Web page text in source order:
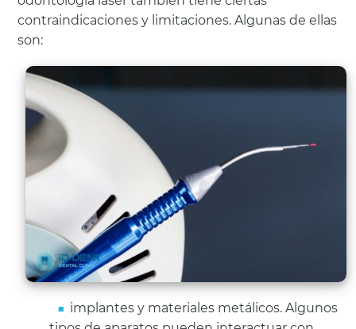
contraindicaciones y limitaciones. Algunas de ellas
son:
implantes y materiales metálicos. Algunos